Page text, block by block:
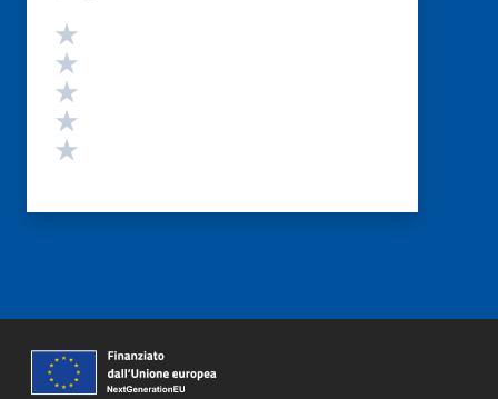
Valutazione